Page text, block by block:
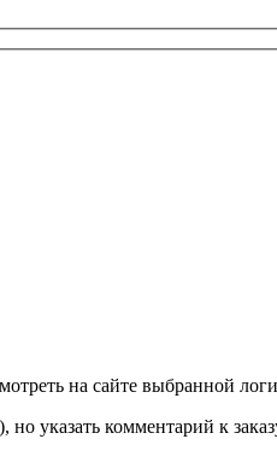
на сайте выбранной
но указать комментарий к